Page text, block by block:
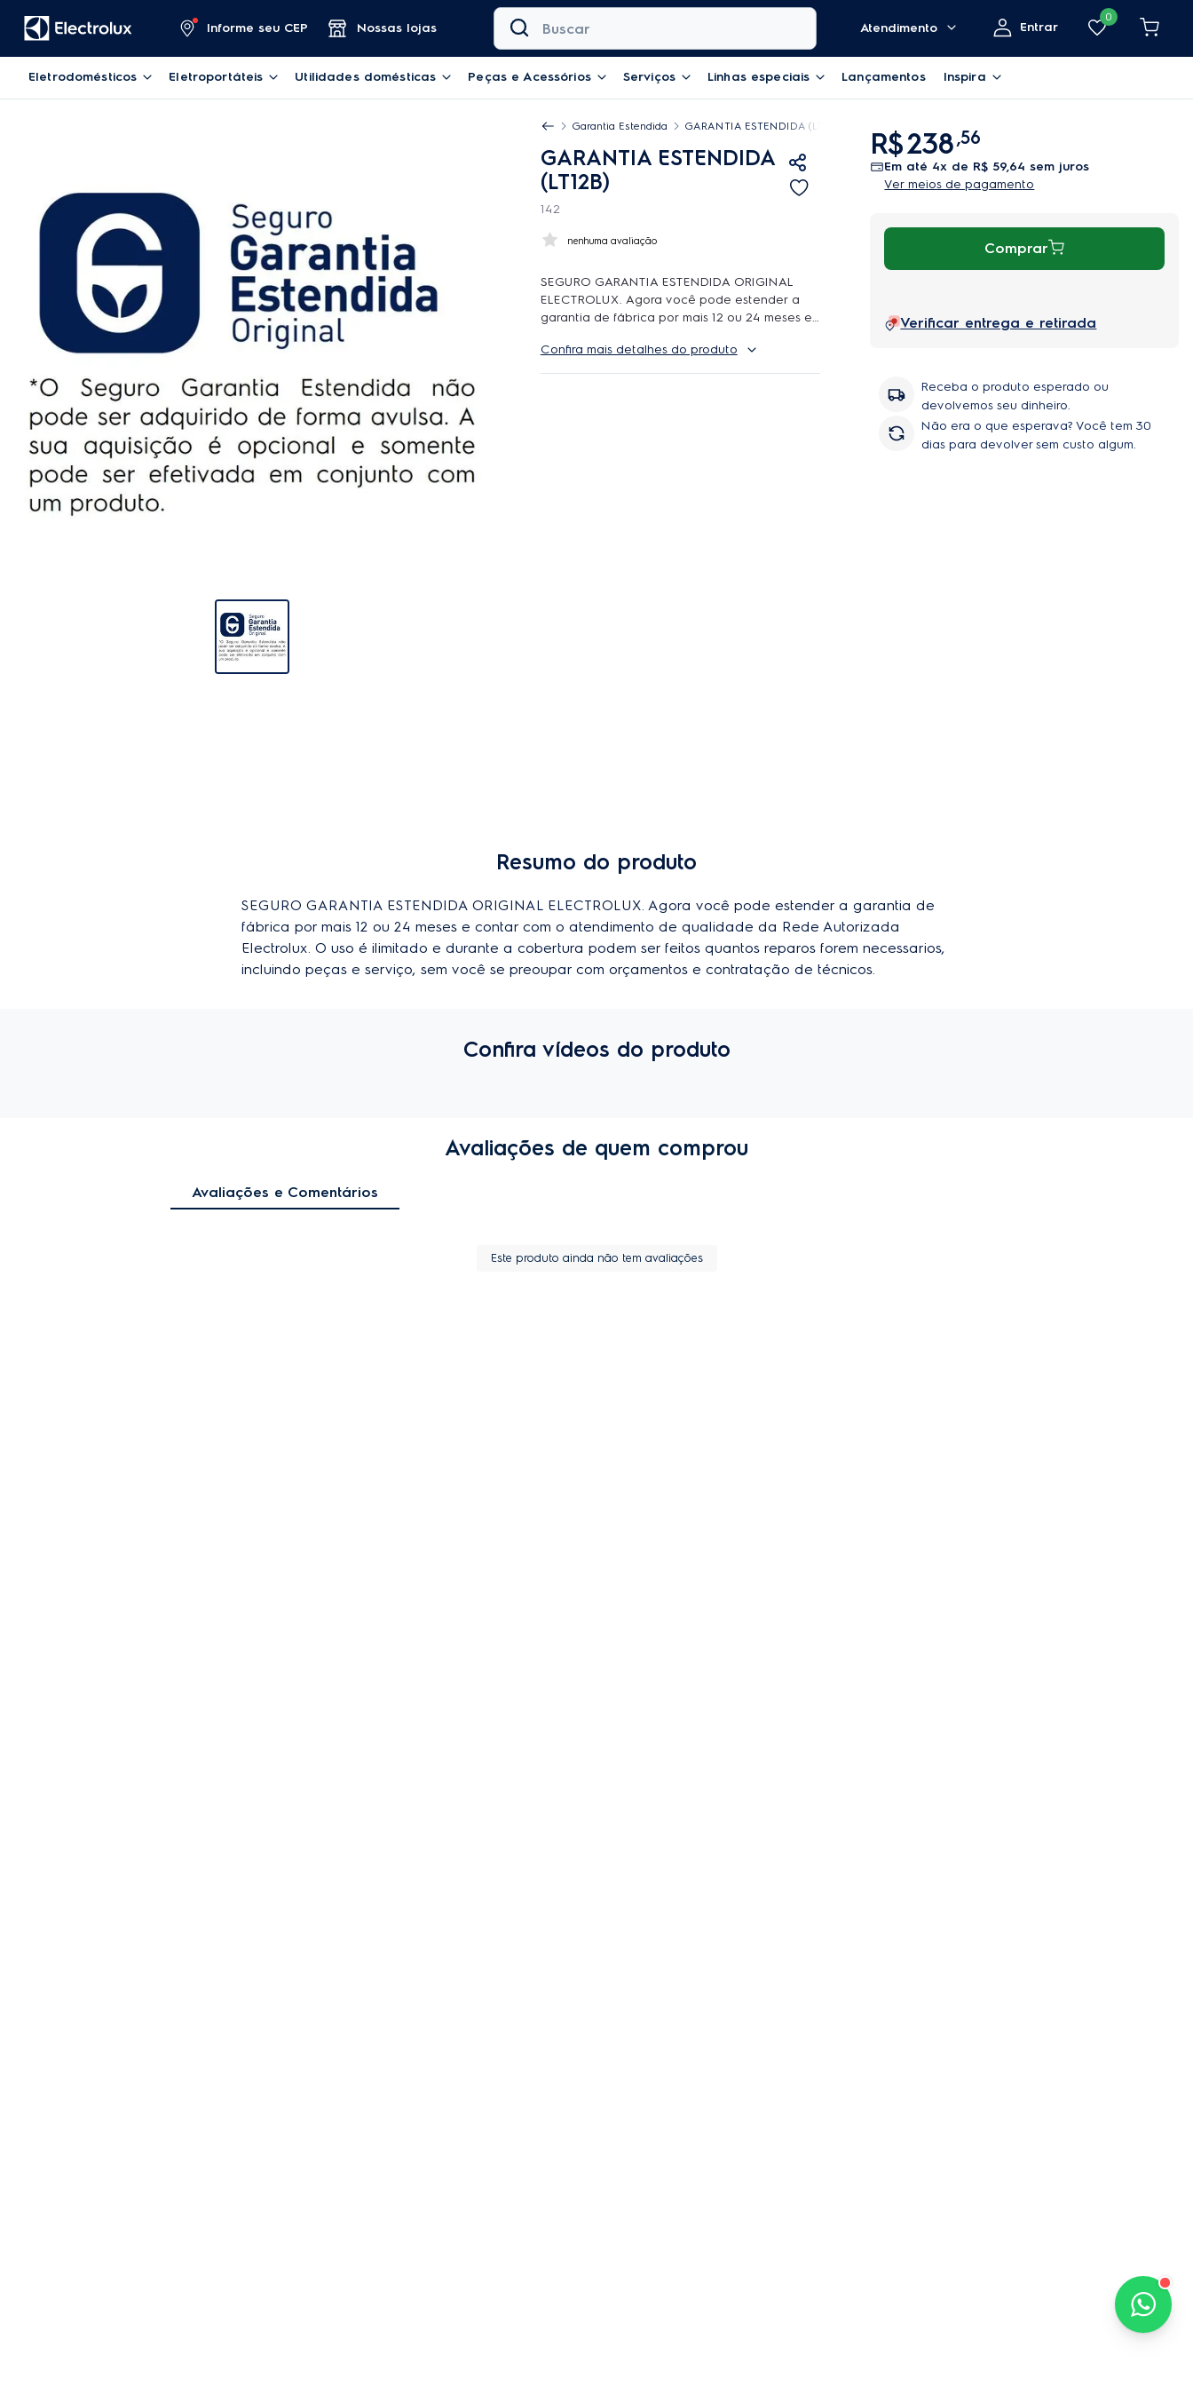
Informe seu CEP Nossas lojas
Buscar
Atendimento
Entrar
0
Eletrodomésticos Eletroportáteis Utilidades domésticas Peças e Acessórios Serviços Linhas especiais Lançamentos Inspira
Garantia Estendida GARANTIA ESTENDIDA (LT12B)
GARANTIA ESTENDIDA
(LT12B)
142
nenhuma avaliação
SEGURO GARANTIA ESTENDIDA ORIGINAL
ELECTROLUX. Agora você pode estender a
garantia de fábrica por mais 12 ou 24 meses e
Rede Autorizada Electrolux. O uso é ilimitado e
durante a cobertura podem ser feitos quantos
Confira mais detalhes do produto
R$238,56
em até 4x de R$ 59,64 sem juros
Ver meios de pagamento
Comprar
Verificar entrega e retirada
Receba o produto esperado ou
devolvemos seu dinheiro.
Não era o que esperava? Você tem 30
dias para devolver sem custo algum.
Resumo do produto
SEGURO GARANTIA ESTENDIDA ORIGINAL ELECTROLUX. Agora você pode estender a garantia de
fábrica por mais 12 ou 24 meses e contar com o atendimento de qualidade da Rede Autorizada
Electrolux. O uso é ilimitado e durante a cobertura podem ser feitos quantos reparos forem necessarios,
incluindo peças e serviço, sem você se preoupar com orçamentos e contratação de técnicos.
Confira vídeos do produto
Avaliações de quem comprou
Avaliações e Comentários
Este produto ainda não tem avaliações